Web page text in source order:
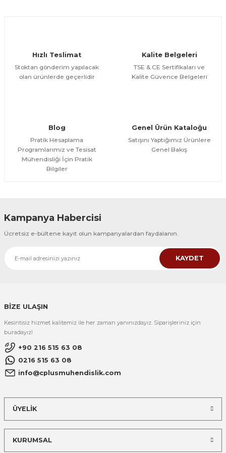
Bu ürüne benzer farklı alternatifler olmalı.
Hızlı Teslimat
Stoktan gönderim yapılacak
olan ürünlerde geçerlidir
Kalite Belgeleri
TSE & CE Sertifikaları ve
Kalite Güvence Belgeleri
Blog
Pratik Hesaplama
Programlarımız ve Tesisat
Mühendisliği İçin Pratik
Bilgiler
Genel Ürün Kataloğu
Satışını Yaptığımız Ürünlere
Genel Bakış
Kampanya Habercisi
Ücretsiz e-bültene kayıt olun kampanyalardan faydalanın.
KAYDET
BİZE ULAŞIN
Kesintisiz hizmet kalitemiz ile her zaman yanınızdayız. Siparişleriniz için
buradayız!
+90 216 515 63 08
0216 515 63 08
info@cplusmuhendislik.com
ÜYELİK
KURUMSAL